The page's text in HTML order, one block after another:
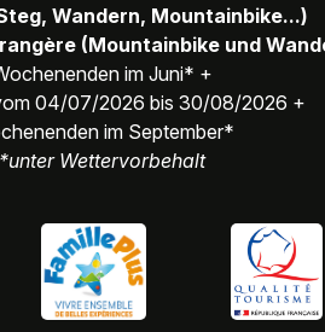
Wandern, Mountainbike...)
(Mountainbike und
im Juni* +
04/07/2026 bis 30/08/2026 +
im September*
*unter Wettervorbehalt